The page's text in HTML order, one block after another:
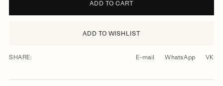
ADD TO CART
ADD TO WISHLIST
SHARE: E-mail WhatsApp VK